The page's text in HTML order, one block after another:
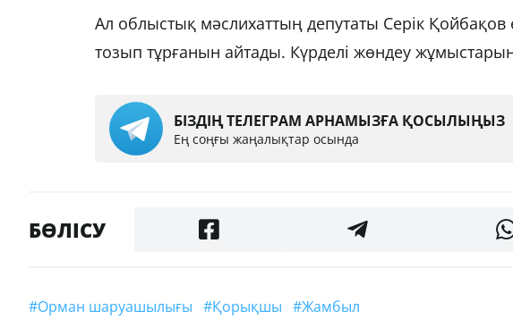
Ал облыстық мәслихаттың депутаты Серік Қойбақов
тозып тұрғанын айтады. Күрделі жөндеу
БІЗДІҢ ТЕЛЕГРАМ АРНАМЫЗҒА ҚОСЫЛЫҢЫЗ
Ең соңғы жаңалықтар осында
БӨЛІСУ
#Орман шаруашылығы #қорықшы #Жамбыл